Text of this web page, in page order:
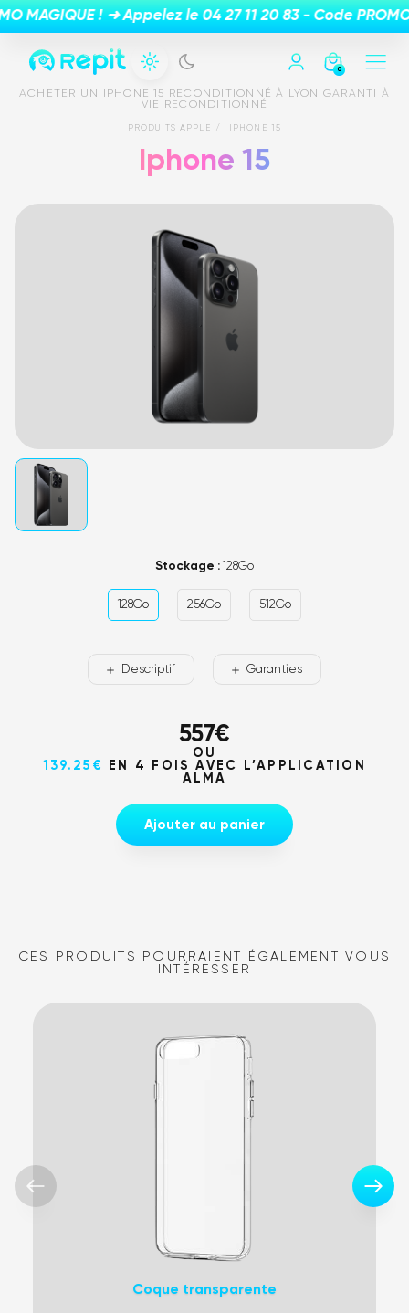
0
ACHETER UN IPHONE 15 RECONDITIONNÉ À LYON GARANTI À
VIE RECONDITIONNÉ
PRODUITS APPLE IPHONE 15
Iphone 15
Stockage : 128Go
128Go 256Go 512Go
Descriptif Garanties
557€
OU
139.25€
EN 4 FOIS AVEC L’APPLICATION
ALMA
Ajouter au panier
CES PRODUITS POURRAIENT ÉGALEMENT VOUS
INTÉRESSER
Coque transparente